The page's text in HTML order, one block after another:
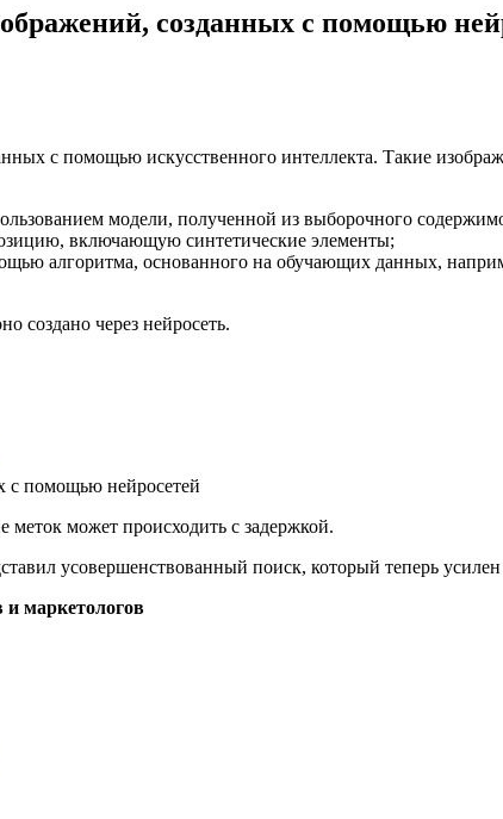
созданных с помощью
с помощью искусственного интеллекта. Такие
модели, полученной из выборочного
включающую синтетические элементы;
алгоритма, основанного на обучающих данных,
создано через нейросеть.
меток может происходить с задержкой.
усовершенствованный поиск, который теперь
и маркетологов